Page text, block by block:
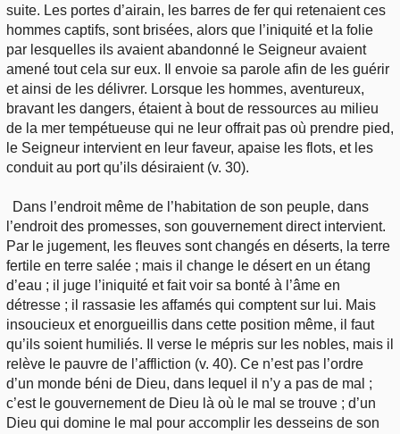
suite. Les portes d’airain, les barres de fer qui retenaient ces
hommes captifs, sont brisées, alors que l’iniquité et la folie
par lesquelles ils avaient abandonné le Seigneur avaient
amené tout cela sur eux. Il envoie sa parole afin de les guérir
et ainsi de les délivrer. Lorsque les hommes, aventureux,
bravant les dangers, étaient à bout de ressources au milieu
de la mer tempétueuse qui ne leur offrait pas où prendre pied,
le Seigneur intervient en leur faveur, apaise les flots, et les
conduit au port qu’ils désiraient (v. 30).
Dans l’endroit même de l’habitation de son peuple, dans
l’endroit des promesses, son gouvernement direct intervient.
Par le jugement, les fleuves sont changés en déserts, la terre
fertile en terre salée ; mais il change le désert en un étang
d’eau ; il juge l’iniquité et fait voir sa bonté à l’âme en
détresse ; il rassasie les affamés qui comptent sur lui. Mais
insoucieux et enorgueillis dans cette position même, il faut
qu’ils soient humiliés. Il verse le mépris sur les nobles, mais il
relève le pauvre de l’affliction (v. 40). Ce n’est pas l’ordre
d’un monde béni de Dieu, dans lequel il n’y a pas de mal ;
c’est le gouvernement de Dieu là où le mal se trouve ; d’un
Dieu qui domine le mal pour accomplir les desseins de son